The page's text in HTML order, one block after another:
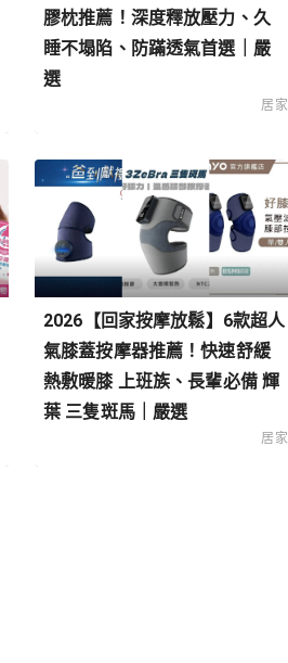
膠枕推薦！深度釋放壓力、久
睡不塌陷、防蹣透氣首選｜嚴
選
居家
2026【回家按摩放鬆】6款超人
氣膝蓋按摩器推薦！快速舒緩
熱敷暖膝 上班族、長輩必備 輝
葉 三隻斑馬｜嚴選
居家